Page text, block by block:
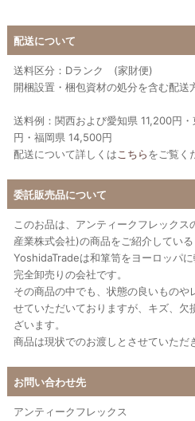
配送について
送料区分：Dランク (家財便)
開梱設置・梱包資材の処分を含む配送
送料例：関西および愛知県 11,200円
円・福岡県 14,500円
配送について詳しくは こちらをご覧く
委託販売品について
このお品は、アンティークフレック
産業株式会社)の商品をご紹介している
YoshidaTradeは和箪笥をヨーロッパ
完全卸売りの会社です。
その商品の中でも、状態の良いものや
せていただいておりますが、キズ、欠
ざいます。
商品は現状でのお渡しとさせていただ
お問い合わせ先
アンティークフレックス